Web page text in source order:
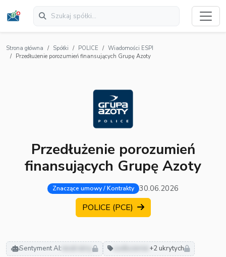
Strona główna Spółki POLICE
Wiadomości ESPI
Przedłużenie porozumień finansujących Grupę Azoty
Przedłużenie porozumień
finansujących Grupę Azoty
Znaczące umowy / Kontrakty 30.06.2026
POLICE (PCE)
Sentyment AI: neutralny +2 ukrytych